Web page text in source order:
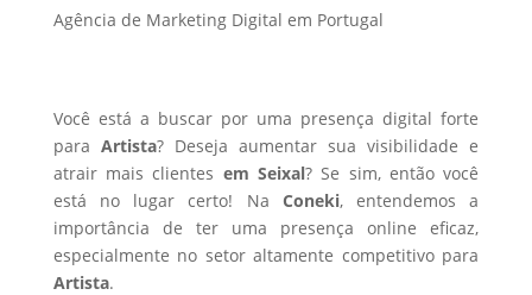
Agência de Marketing Digital em Portugal
Você está a buscar por uma presença digital forte
para Artista? Deseja aumentar sua visibilidade e
atrair mais clientes em Seixal? Se sim, então você
está no lugar certo! Na Coneki, entendemos a
importância de ter uma presença online eficaz,
especialmente no setor altamente competitivo para
Artista.